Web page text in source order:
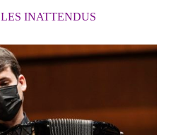
LES INATTENDUS